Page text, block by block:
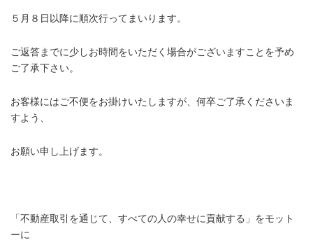
５月８日以降に順次行ってまいります。
ご返答までに少しお時間をいただく場合がございますことを予め
ご了承下さい。
お客様にはご不便をお掛けいたしますが、何卒ご了承くださいま
すよう、
お願い申し上げます。
「不動産取引を通じて、すべての人の幸せに貢献する」をモット
ーに